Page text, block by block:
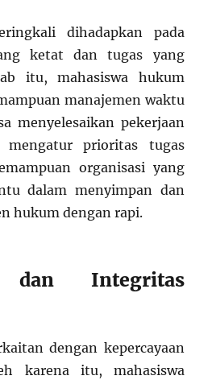
dihadapkan pada
ketat dan tugas yang
itu, mahasiswa hukum
manajemen waktu
menyelesaikan pekerjaan
prioritas tugas
organisasi yang
dalam menyimpan dan
hukum dengan rapi.
Integritas
dengan kepercayaan
karena itu, mahasiswa